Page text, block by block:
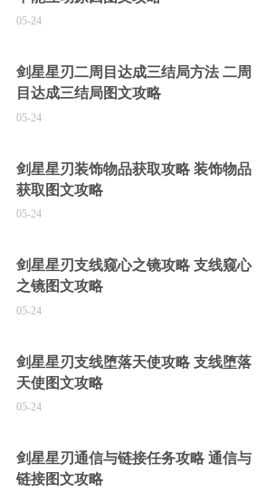
05-24
剑星星刃二周目达成三结局方法 二周
目达成三结局图文攻略
05-24
剑星星刃装饰物品获取攻略 装饰物品
获取图文攻略
05-24
剑星星刃支线窥心之镜攻略 支线窥心
之镜图文攻略
05-24
剑星星刃支线堕落天使攻略 支线堕落
天使图文攻略
05-24
剑星星刃通信与链接任务攻略 通信与
链接图文攻略